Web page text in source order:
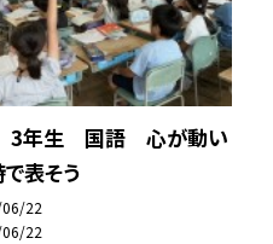
3年生 国語 心が動い
で表そう
22
22